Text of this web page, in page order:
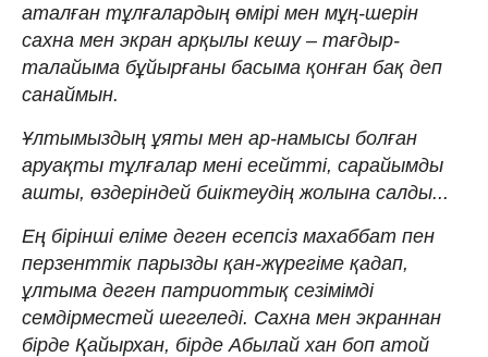
атал­ған тұлғалардың өмірі мен мұң-ше­рін
сахна мен экран арқылы кешу – тағдыр-
талайыма бұйырғаны басыма қонған бақ деп
санаймын.
Ұлтымыздың ұяты мен ар-намысы болған
аруақты тұлғалар мені есейтті, сарайымды
ашты, өздеріндей биіктеудің жолына салды...
Ең бірінші еліме деген есепсіз ма­хаббат пен
перзенттік парызды қан-жүрегіме қадап,
ұлтыма деген патриоттық сезімімді
семдірместей шегеледі. Сахна мен экраннан
бірде Қайырхан, бірде Абылай хан боп атой